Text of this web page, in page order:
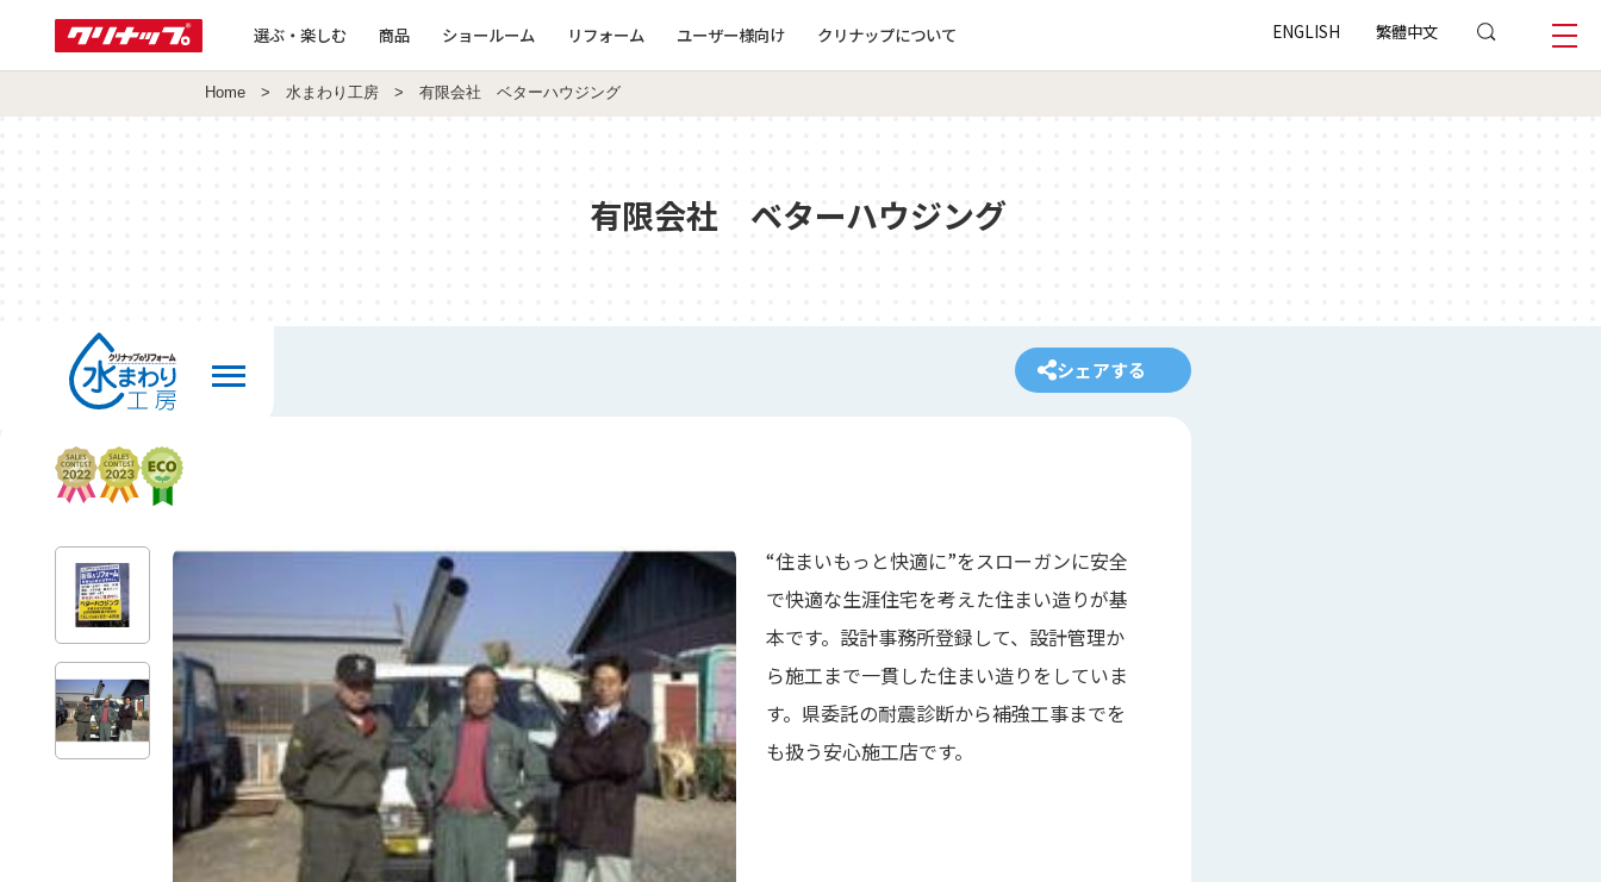
選ぶ・楽しむ 商品 ショールーム リフォーム ユーザー様向け クリナップについて ENGLISH 繁體中文
Home > 水まわり工房 > 有限会社 ベターハウジング
有限会社 ベターハウジング
シェアする
“住まいもっと快適に”をスローガンに安全
で快適な生涯住宅を考えた住まい造りが基
本です。設計事務所登録して、設計管理か
ら施工まで一貫した住まい造りをしていま
す。県委託の耐震診断から補強工事までを
も扱う安心施工店です。